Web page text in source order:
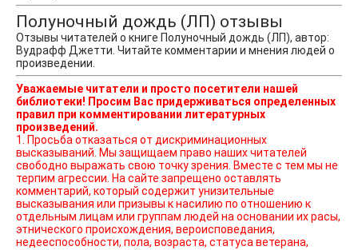
Полуночный дождь (ЛП) отзывы
Отзывы читателей о книге Полуночный дождь (ЛП), автор:
Вудрафф Джетти. Читайте комментарии и мнения людей о
произведении.
Уважаемые читатели и просто посетители нашей
библиотеки! Просим Вас придерживаться определенных
правил при комментировании литературных
произведений.
1. Просьба отказаться от дискриминационных
высказываний. Мы защищаем право наших читателей
свободно выражать свою точку зрения. Вместе с тем мы не
терпим агрессии. На сайте запрещено оставлять
комментарий, который содержит унизительные
высказывания или призывы к насилию по отношению к
отдельным лицам или группам людей на основании их расы,
этнического происхождения, вероисповедания,
недееспособности, пола, возраста, статуса ветерана,